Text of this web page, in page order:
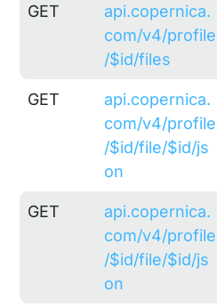
GET
api.copernica.
com/v4/profile
/$id/files
GET
api.copernica.
com/v4/profile
/$id/file/$id/js
on
GET
api.copernica.
com/v4/profile
/$id/file/$id/js
on